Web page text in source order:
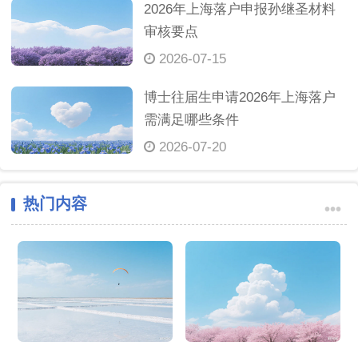
2026年上海落户申报孙继圣材料
审核要点
2026-07-15
博士往届生申请2026年上海落户
需满足哪些条件
2026-07-20
热门内容 •••